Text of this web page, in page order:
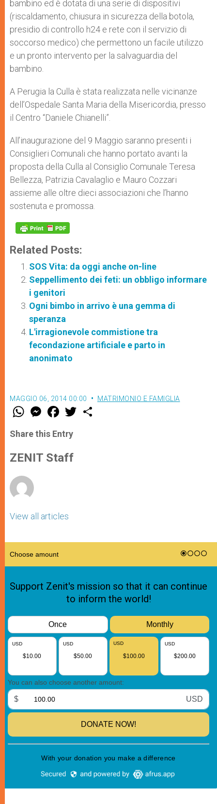
bambino ed è dotata di una serie di dispositivi
(riscaldamento, chiusura in sicurezza della botola,
presidio di controllo h24 e rete con il servizio di
soccorso medico) che permettono un facile utilizzo
e un pronto intervento per la salvaguardia del
bambino.
A Perugia la Culla è stata realizzata nelle vicinanze
dell’Ospedale Santa Maria della Misericordia, presso
il Centro “Daniele Chianelli”.
All’inaugurazione del 9 Maggio saranno presenti i
Consiglieri Comunali che hanno portato avanti la
proposta della Culla al Consiglio Comunale Teresa
Bellezza, Patrizia Cavalaglio e Mauro Cozzari
assieme alle oltre dieci associazioni che l’hanno
sostenuta e promossa.
Related Posts:
SOS Vita: da oggi anche on-line
Seppellimento dei feti: un obbligo informare
i genitori
Ogni bimbo in arrivo è una gemma di
speranza
L'irragionevole commistione tra
fecondazione artificiale e parto in
anonimato
MAGGIO 06, 2014 00:00 MATRIMONIO E FAMIGLIA
W
t
s
p
p
M
e
s
e
g
e
F
a
e
b
o
k
w
Share this Entry
ZENIT Staff
View all articles